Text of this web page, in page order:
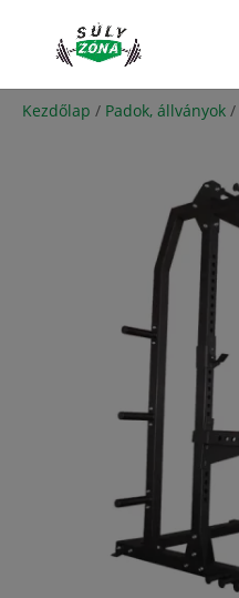
Kezdőlap / Padok, állványok /